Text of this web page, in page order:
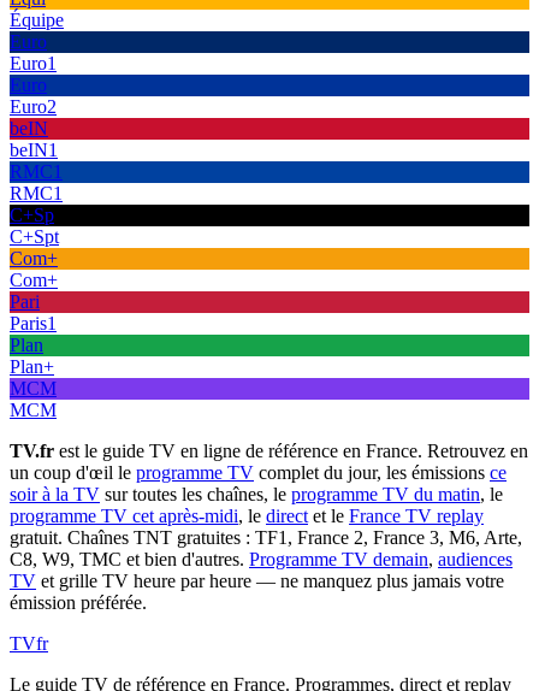
Équipe
Euro
Euro1
Euro
Euro2
beIN
beIN1
RMC1
RMC1
C+Sp
C+Spt
Com+
Com+
Pari
Paris1
Plan
Plan+
MCM
MCM
TV.fr est le guide TV en ligne de référence en France. Retrouvez en
un coup d'œil le programme TV complet du jour, les émissions ce
soir à la TV sur toutes les chaînes, le programme TV du matin, le
programme TV cet après-midi, le direct et le France TV replay
gratuit. Chaînes TNT gratuites : TF1, France 2, France 3, M6, Arte,
C8, W9, TMC et bien d'autres. Programme TV demain, audiences
TV et grille TV heure par heure — ne manquez plus jamais votre
émission préférée.
TVfr
Le guide TV de référence en France. Programmes, direct et replay